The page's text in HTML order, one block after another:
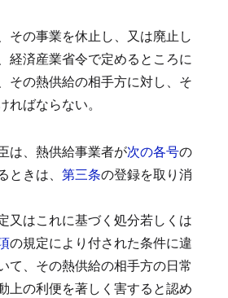
その事業を休止し、又は廃止し
経済産業省令で定めるところに
その熱供給の相手方に対し、そ
ばならない。
は、熱供給事業者が次の各号の
きは、 第三条の登録を取り消
又はこれに基づく処分若しくは
の規定により付された条件に違
て、その熱供給の相手方の日常
上の利便を著しく害すると認め